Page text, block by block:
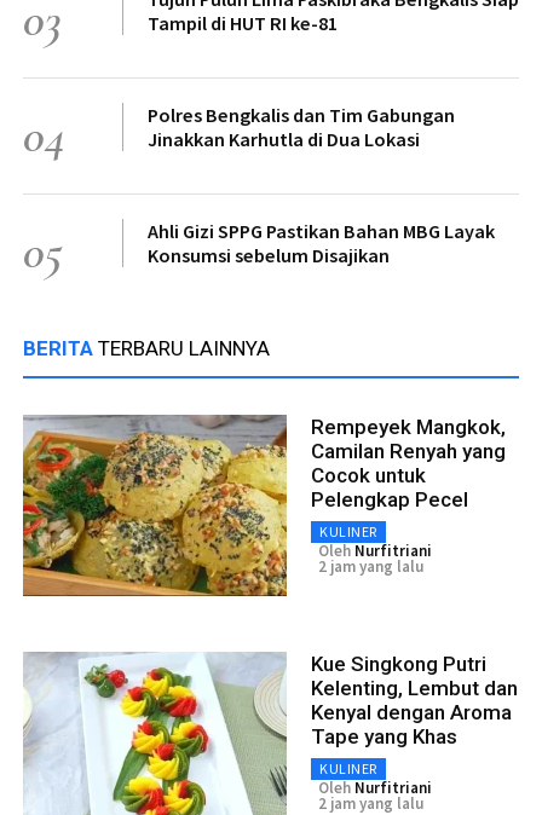
03
Tampil di HUT RI ke-81
04
Polres Bengkalis dan Tim Gabungan
Jinakkan Karhutla di Dua Lokasi
05
Ahli Gizi SPPG Pastikan Bahan MBG Layak
Konsumsi sebelum Disajikan
BERITA TERBARU LAINNYA
Rempeyek Mangkok,
Camilan Renyah yang
Cocok untuk
Pelengkap Pecel
KULINER
Oleh Nurfitriani
2 jam yang lalu
Kue Singkong Putri
Kelenting, Lembut dan
Kenyal dengan Aroma
Tape yang Khas
KULINER
Oleh Nurfitriani
2 jam yang lalu